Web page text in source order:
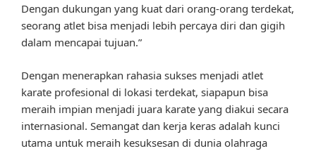
Dengan dukungan yang kuat dari orang-orang terdekat,
seorang atlet bisa menjadi lebih percaya diri dan gigih
dalam mencapai tujuan.”
Dengan menerapkan rahasia sukses menjadi atlet
karate profesional di lokasi terdekat, siapapun bisa
meraih impian menjadi juara karate yang diakui secara
internasional. Semangat dan kerja keras adalah kunci
utama untuk meraih kesuksesan di dunia olahraga